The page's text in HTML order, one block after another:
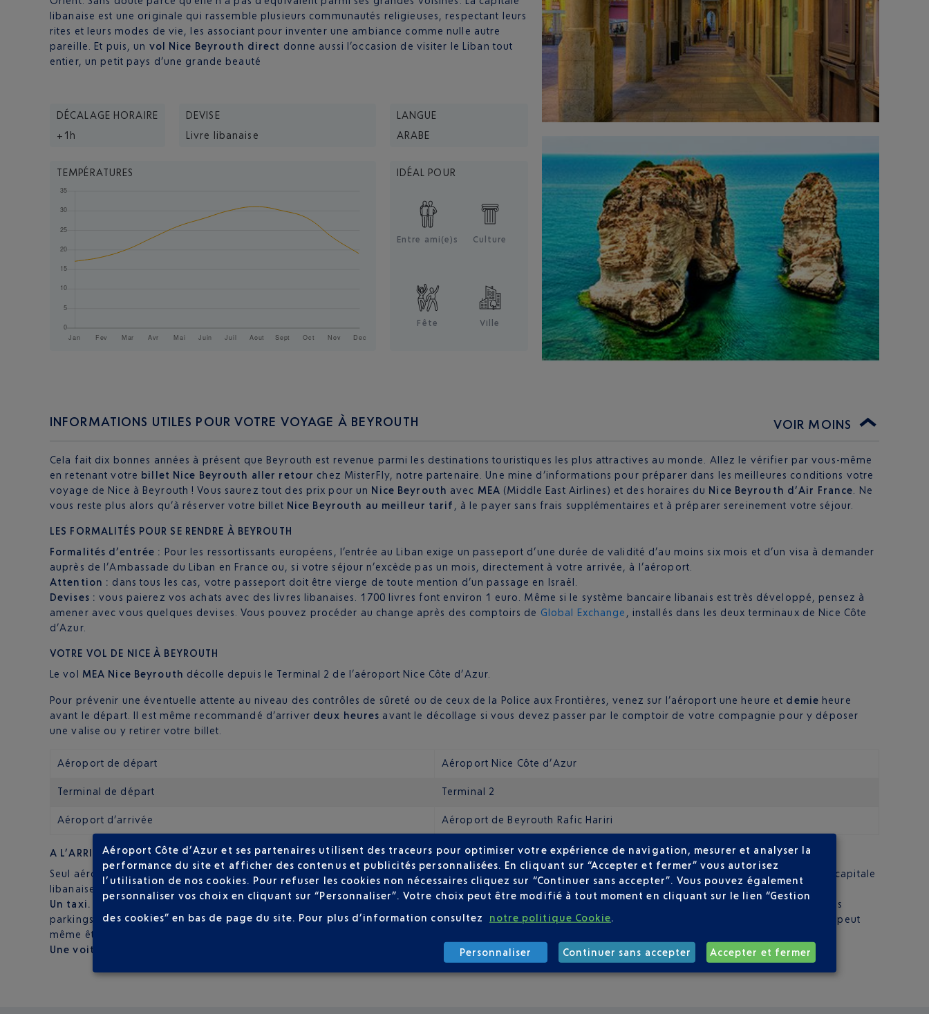
libanaise est une originale qui rassemble plusieurs communautés religieuses, respectant leurs
rites et leurs modes de vie, les associant pour inventer une ambiance comme nulle autre
pareille. Et puis, un vol Nice Beyrouth direct donne aussi l’occasion de visiter le Liban tout
entier, un petit pays d’une grande beauté
DÉCALAGE HORAIRE
+1h
DEVISE
Livre libanaise
LANGUE
ARABE
TEMPÉRATURES IDÉAL POUR
Entre ami(e)s Culture
Fête Ville
INFORMATIONS UTILES POUR VOTRE VOYAGE À BEYROUTH VOIR MOINS
Cela fait dix bonnes années à présent que Beyrouth est revenue parmi les destinations touristiques les plus attractives au monde. Allez le vérifier par vous-même
en retenant votre billet Nice Beyrouth aller retour chez MisterFly, notre partenaire. Une mine d’informations pour préparer dans les meilleures conditions votre
voyage de Nice à Beyrouth ! Vous saurez tout des prix pour un Nice Beyrouth avec MEA (Middle East Airlines) et des horaires du Nice Beyrouth d’Air France . Ne
vous reste plus alors qu’à réserver votre billet Nice Beyrouth au meilleur tarif , à le payer sans frais supplémentaires et à préparer sereinement votre séjour.
LES FORMALITÉS POUR SE RENDRE À BEYROUTH
Formalités d’entrée : Pour les ressortissants européens, l’entrée au Liban exige un passeport d’une durée de validité d’au moins six mois et d’un visa à demander
auprès de l’Ambassade du Liban en France ou, si votre séjour n’excède pas un mois, directement à votre arrivée, à l’aéroport.
Attention : dans tous les cas, votre passeport doit être vierge de toute mention d’un passage en Israël.
Devises : vous paierez vos achats avec des livres libanaises. 1700 livres font environ 1 euro. Même si le système bancaire libanais est très développé, pensez à
amener avec vous quelques devises. Vous pouvez procéder au change après des comptoirs de Global Exchange , installés dans les deux terminaux de Nice Côte
d’Azur.
VOTRE VOL DE NICE À BEYROUTH
Le vol MEA Nice Beyrouth décolle depuis le Terminal 2 de l’aéroport Nice Côte d’Azur.
Pour prévenir une éventuelle attente au niveau des contrôles de sûreté ou de ceux de la Police aux Frontières, venez sur l’aéroport une heure et demie heure
avant le départ. Il est même recommandé d’arriver deux heures avant le décollage si vous devez passer par le comptoir de votre compagnie pour y déposer
une valise ou y retirer votre billet.
Aéroport de départ Aéroport Nice Côte d’Azur
Terminal de départ Terminal 2
Aéroport d’arrivée Aéroport de Beyrouth Rafic Hariri
A L’ARRIVÉE DU VOL NICE BEYROUTH
Seul aéroport du pays actuellement en service, Beyrouth-Rafic Hariri ne propose pas de transport en commun bien structuré pour rejoindre le cœur de la capitale
libanaise. Il vous faut donc passer par :
Un taxi.
Ils sont très nombreux. Certains sont agréés par l’aéroport et stationnent devant la zone arrivée. D’autres ne le sont pas et vous attendent après les
parkings. Attention à bien négocier le prix avant de monter à bord. Sachez qu’une course pour le centre-ville n’excède pas normalement les 15 euros. Elle peut
même être moins chère.
Une voiture de location.
Sept loueurs disposent d’un comptoir au sein de l’aéroport.
Aéroport Côte d’Azur et ses partenaires utilisent des traceurs pour optimiser votre expérience de navigation, mesurer et analyser la
performance du site et afficher des contenus et publicités personnalisées. En cliquant sur “Accepter et fermer” vous autorisez
l’utilisation de nos cookies. Pour refuser les cookies non nécessaires cliquez sur “Continuer sans accepter”. Vous pouvez également
personnaliser vos choix en cliquant sur “Personnaliser”. Votre choix peut être modifié à tout moment en cliquant sur le lien “Gestion
des cookies” en bas de page du site. Pour plus d’information consultez notre politique Cookie
Personnaliser Continuer sans accepter Accepter et fermer